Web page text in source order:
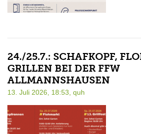
24./25.7.: SCHAFKOPF,
GRILLEN BEI DER FFW
ALLMANNSHAUSEN
13. Juli 2026, 18:53, quh